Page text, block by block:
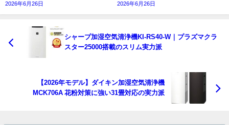
2026年6月26日 2026年6月26日
シャープ加湿空気清浄機KI-RS40-W｜プラズマクラ
スター25000搭載のスリム実力派
【2026年モデル】ダイキン加湿空気清浄機
MCK706A 花粉対策に強い31畳対応の実力派